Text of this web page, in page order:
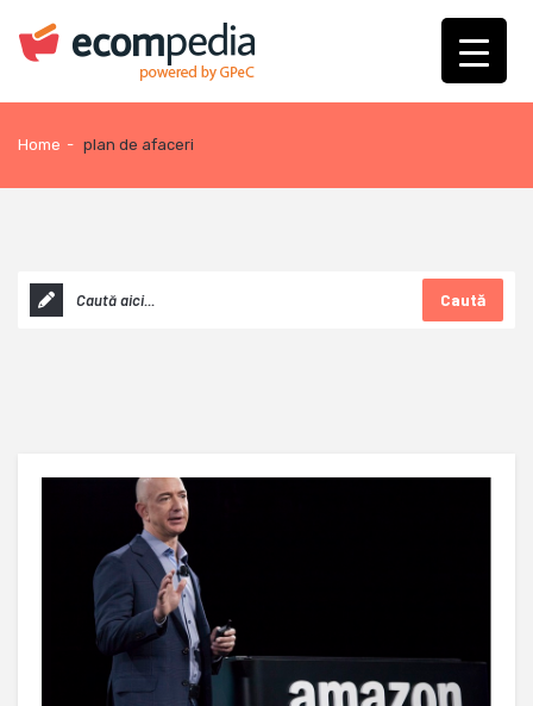
Home - plan de afaceri
Caută